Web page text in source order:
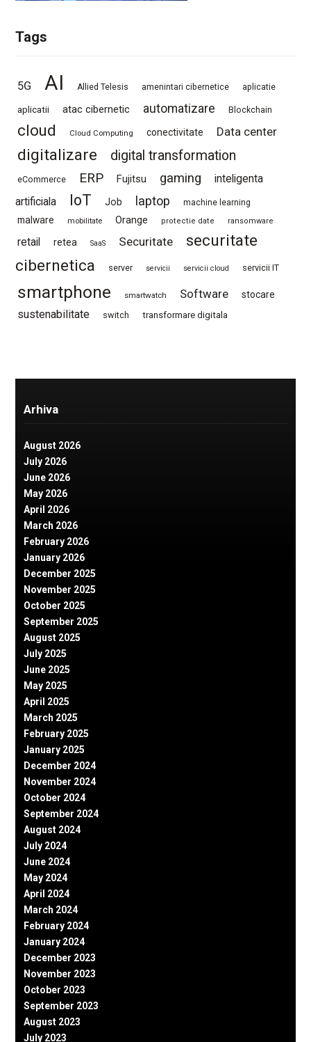
Tags
5G AI Allied Telesis amenintari cibernetice aplicatie
aplicatii atac cibernetic automatizare Blockchain
cloud Cloud Computing conectivitate Data center
digitalizare digital transformation
eCommerce ERP Fujitsu gaming
inteligenta
artificiala
IoT Job laptop machine learning
malware mobilitate Orange protectie date ransomware
retail retea SaaS Securitate
securitate
cibernetica
server servicii servicii cloud servicii IT
smartphone smartwatch Software stocare
sustenabilitate switch transformare digitala
Arhiva
August 2026
July 2026
June 2026
May 2026
April 2026
March 2026
February 2026
January 2026
December 2025
November 2025
October 2025
September 2025
August 2025
July 2025
June 2025
May 2025
April 2025
March 2025
February 2025
January 2025
December 2024
November 2024
October 2024
September 2024
August 2024
July 2024
June 2024
May 2024
April 2024
March 2024
February 2024
January 2024
December 2023
November 2023
October 2023
September 2023
August 2023
July 2023